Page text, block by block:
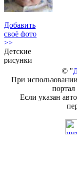
Добавить
своё фото
>>
Детские
рисунки
© "
При
портал
Если указан